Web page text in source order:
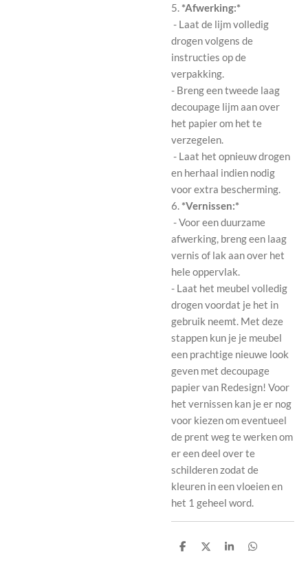
5.*Afwerking:*
- Laat de lijm volledig
drogen volgens de
instructies op de
verpakking.
- Breng een tweede laag
decoupage lijm aan over
het papier om het te
verzegelen.
- Laat het opnieuw drogen
en herhaal indien nodig
voor extra bescherming.
6.*Vernissen:*
- Voor een duurzame
afwerking, breng een laag
vernis of lak aan over het
hele oppervlak.
- Laat het meubel volledig
drogen voordat je het in
gebruik neemt. Met deze
stappen kun je je meubel
een prachtige nieuwe look
geven met decoupage
papier van Redesign! Voor
het vernissen kan je er nog
voor kiezen om eventueel
de prent weg te werken om
er een deel over te
schilderen zodat de
kleuren in een vloeien en
het 1 geheel word.
D
D
S
D